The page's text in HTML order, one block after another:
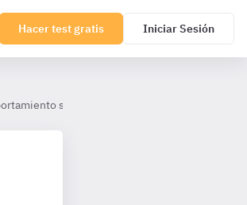
Hacer test gratis Iniciar Sesión
social